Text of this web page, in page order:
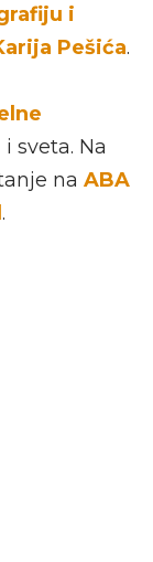
i
Pešića.
sveta. Na
na ABA
.